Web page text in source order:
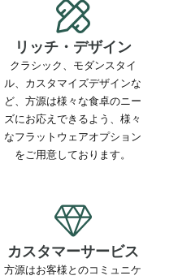
リッチ・デザイン
クラシック、モダンスタイ
ル、カスタマイズデザインな
ど、方源は様々な食卓のニー
ズにお応えできるよう、様々
なフラットウェアオプション
をご用意しております。
カスタマーサービス
方源はお客様とのコミュニケ